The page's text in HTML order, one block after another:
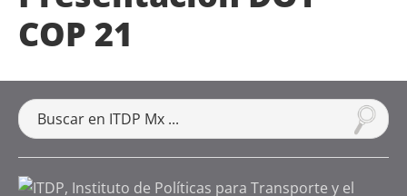
COP 21